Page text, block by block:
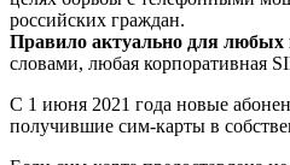
российских граждан.
Правило актуально для
словами, любая корпоративная
С 1 июня 2021 года новые
получившие сим-карты в